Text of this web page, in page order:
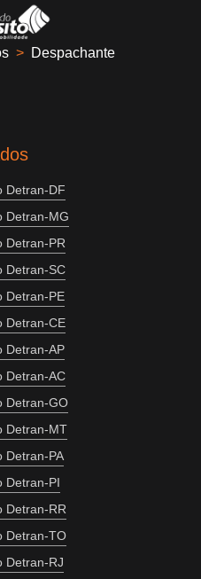
> Despachante
Detran-DF
Detran-MG
Detran-PR
Detran-SC
Detran-PE
Detran-CE
Detran-AP
Detran-AC
Detran-GO
Detran-MT
Detran-PA
Detran-PI
Detran-RR
Detran-TO
Detran-RJ